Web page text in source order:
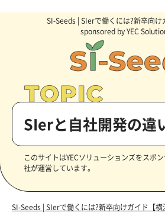
SI-Seeds | SIerで働くには?新卒向け
sponsored by YEC
SIerと自社開発の違
このサイトはYECソリューションズをスポ
社が運営しています。
SI-Seeds | SIerで働くには?新卒向けガイド【横